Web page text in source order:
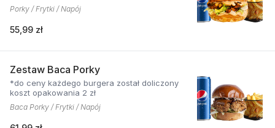
Porky / Frytki / Napój
55,99 zł
Zestaw Baca Porky
*do ceny każdego burgera został doliczony
koszt opakowania 2 zł
Baca Porky / Frytki / Napój